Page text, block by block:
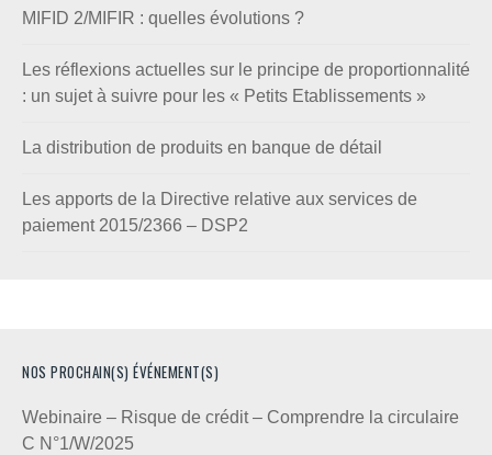
MIFID 2/MIFIR : quelles évolutions ?
Les réflexions actuelles sur le principe de proportionnalité
: un sujet à suivre pour les « Petits Etablissements »
La distribution de produits en banque de détail
Les apports de la Directive relative aux services de
paiement 2015/2366 – DSP2
NOS PROCHAIN(S) ÉVÉNEMENT(S)
Webinaire – Risque de crédit – Comprendre la circulaire
C N°1/W/2025